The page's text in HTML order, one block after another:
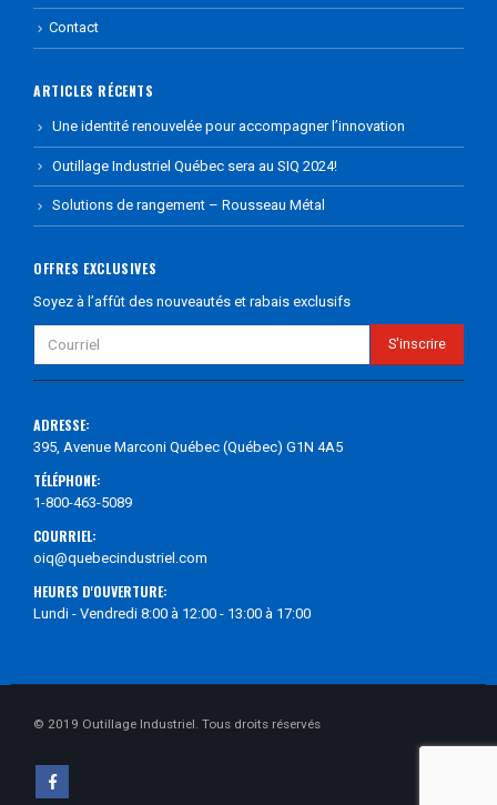
Contact
ARTICLES RÉCENTS
Une identité renouvelée pour accompagner l’innovation
Outillage Industriel Québec sera au SIQ 2024!
Solutions de rangement – Rousseau Métal
OFFRES EXCLUSIVES
Soyez à l’affût des nouveautés et rabais exclusifs
ADRESSE:
395, Avenue Marconi Québec (Québec) G1N 4A5
TÉLÉPHONE:
1-800-463-5089
COURRIEL:
oiq@quebecindustriel.com
HEURES D'OUVERTURE:
Lundi - Vendredi 8:00 à 12:00 - 13:00 à 17:00
© 2019 Outillage Industriel. Tous droits réservés